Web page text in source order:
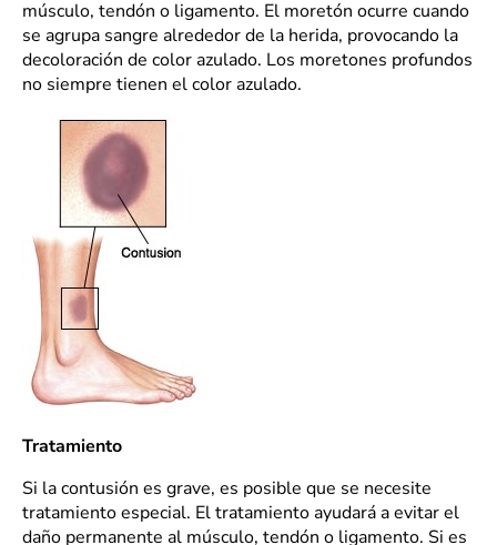
músculo, tendón o ligamento. El moretón ocurre cuando
se agrupa sangre alrededor de la herida, provocando la
decoloración de color azulado. Los moretones profundos
no siempre tienen el color azulado.
Tratamiento
Si la contusión es grave, es posible que se necesite
tratamiento especial. El tratamiento ayudará a evitar el
daño permanente al músculo, tendón o ligamento. Si es